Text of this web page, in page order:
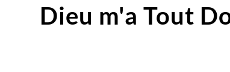
Dieu m'a Tout